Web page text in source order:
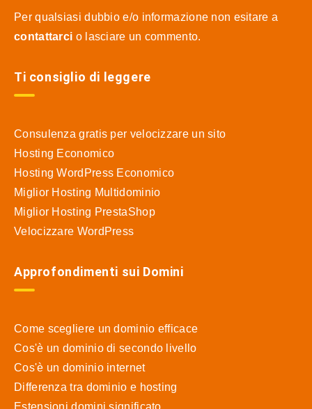
Per qualsiasi dubbio e/o informazione non esitare a
contattarci o lasciare un commento.
Ti consiglio di leggere
Consulenza gratis per velocizzare un sito
Hosting Economico
Hosting WordPress Economico
Miglior Hosting Multidominio
Miglior Hosting PrestaShop
Velocizzare WordPress
Approfondimenti sui Domini
Come scegliere un dominio efficace
Cos'è un dominio di secondo livello
Cos'è un dominio internet
Differenza tra dominio e hosting